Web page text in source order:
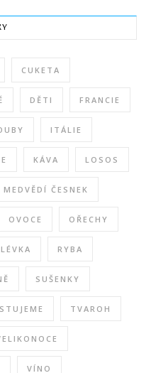
CUKETA
DĚTI FRANCIE
ITÁLIE
KÁVA LOSOS
MEDVĚDÍ ČESNEK
OVOCE OŘECHY
RYBA
SUŠENKY
TVAROH
VÍNO